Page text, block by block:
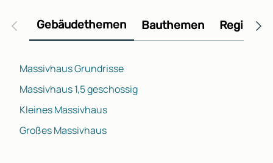
Gebäudethemen Bauthemen
Massivhaus Grundrisse
Massivhaus 1,5 geschossig
Kleines Massivhaus
Großes Massivhaus